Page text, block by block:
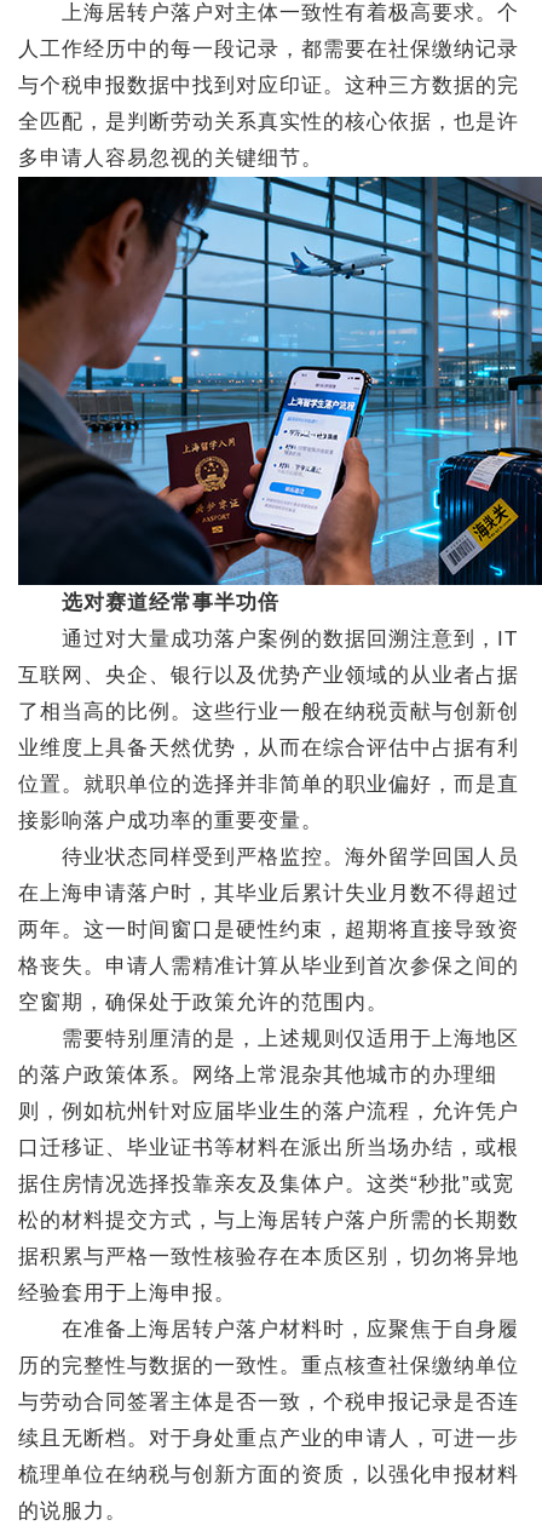
上海居转户落户对主体一致性有着极高要求。个
人工作经历中的每一段记录，都需要在社保缴纳记录
与个税申报数据中找到对应印证。这种三方数据的完
全匹配，是判断劳动关系真实性的核心依据，也是许
多申请人容易忽视的关键细节。
选对赛道经常事半功倍
通过对大量成功落户案例的数据回溯注意到，IT
互联网、央企、银行以及优势产业领域的从业者占据
了相当高的比例。这些行业一般在纳税贡献与创新创
业维度上具备天然优势，从而在综合评估中占据有利
位置。就职单位的选择并非简单的职业偏好，而是直
接影响落户成功率的重要变量。
待业状态同样受到严格监控。海外留学回国人员
在上海申请落户时，其毕业后累计失业月数不得超过
两年。这一时间窗口是硬性约束，超期将直接导致资
格丧失。申请人需精准计算从毕业到首次参保之间的
空窗期，确保处于政策允许的范围内。
需要特别厘清的是，上述规则仅适用于上海地区
的落户政策体系。网络上常混杂其他城市的办理细
则，例如杭州针对应届毕业生的落户流程，允许凭户
口迁移证、毕业证书等材料在派出所当场办结，或根
据住房情况选择投靠亲友及集体户。这类“秒批”或宽
松的材料提交方式，与上海居转户落户所需的长期数
据积累与严格一致性核验存在本质区别，切勿将异地
经验套用于上海申报。
在准备上海居转户落户材料时，应聚焦于自身履
历的完整性与数据的一致性。重点核查社保缴纳单位
与劳动合同签署主体是否一致，个税申报记录是否连
续且无断档。对于身处重点产业的申请人，可进一步
梳理单位在纳税与创新方面的资质，以强化申报材料
的说服力。